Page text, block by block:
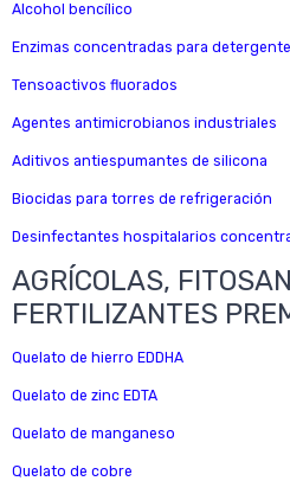
Alcohol bencílico
Enzimas concentradas para
Tensoactivos fluorados
Agentes antimicrobianos industriales
Aditivos antiespumantes de silicona
Biocidas para torres de refrigeración
Desinfectantes hospitalarios
AGRÍCOLAS,
FERTILIZANTES
Quelato de hierro EDDHA
Quelato de zinc EDTA
Quelato de manganeso
Quelato de cobre